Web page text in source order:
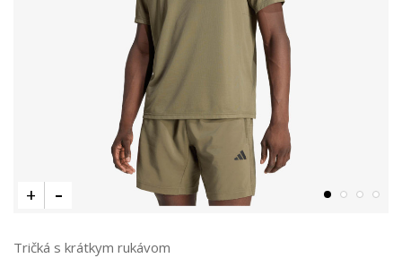
Tričká s krátkym rukávom